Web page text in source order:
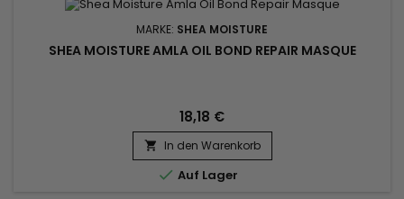
MARKE: SHEA MOISTURE
SHEA MOISTURE AMLA OIL BOND REPAIR MASQUE
18,18 €
 In den Warenkorb
 Auf Lager